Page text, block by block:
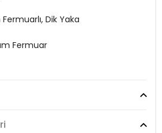
Fermuarlı, Dik Yaka
Fermuar
: 1.79 cm / Göğüs : 80 cm / Bel :